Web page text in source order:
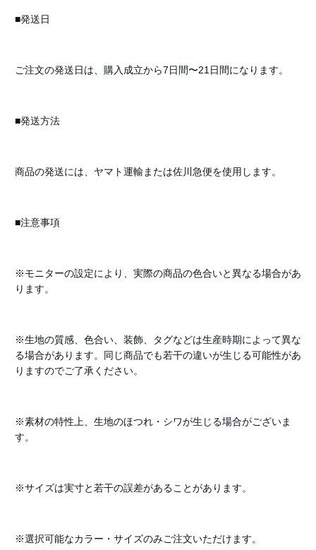
■発送日
ご注文の発送日は、購入成立から7日間〜21日間になります。
■発送方法
商品の発送には、ヤマト運輸または佐川急便を使用します。
■注意事項
※モニターの設定により、実際の商品の色合いと異なる場合があ
ります。
※生地の質感、色合い、装飾、タグなどは生産時期によって異な
る場合があります。同じ商品でも若干の違いが生じる可能性があ
りますのでご了承ください。
※素材の特性上、生地のほつれ・シワが生じる場合がございま
す。
※サイズは実寸と若干の誤差があることがあります。
※選択可能なカラー・サイズのみご注文いただけます。